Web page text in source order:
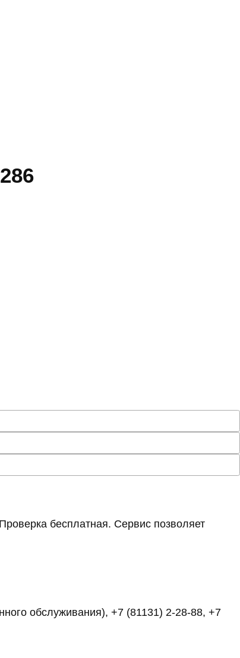
бесплатная. Сервис позволяет
обслуживания), +7 (81131) 2-28-88, +7